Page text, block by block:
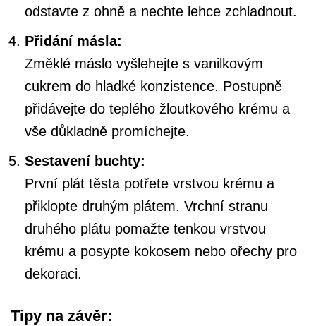
odstavte z ohně a nechte lehce zchladnout.
Přidání másla:
Změklé máslo vyšlehejte s vanilkovým
cukrem do hladké konzistence. Postupně
přidávejte do teplého žloutkového krému a
vše důkladně promíchejte.
Sestavení buchty:
První plát těsta potřete vrstvou krému a
přiklopte druhým plátem. Vrchní stranu
druhého plátu pomažte tenkou vrstvou
krému a posypte kokosem nebo ořechy pro
dekoraci.
Tipy na závěr: